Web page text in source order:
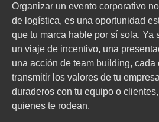
Organizar un evento corporativo
de logística, es una oportunidad
que tu marca hable por sí sola. Ya
un viaje de incentivo, una
una acción de team building, cada
transmitir los valores de tu
duraderos con tu equipo o
quienes te rodean.